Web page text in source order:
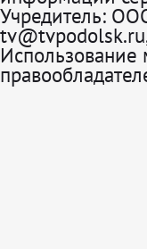
Учредитель:
Использование